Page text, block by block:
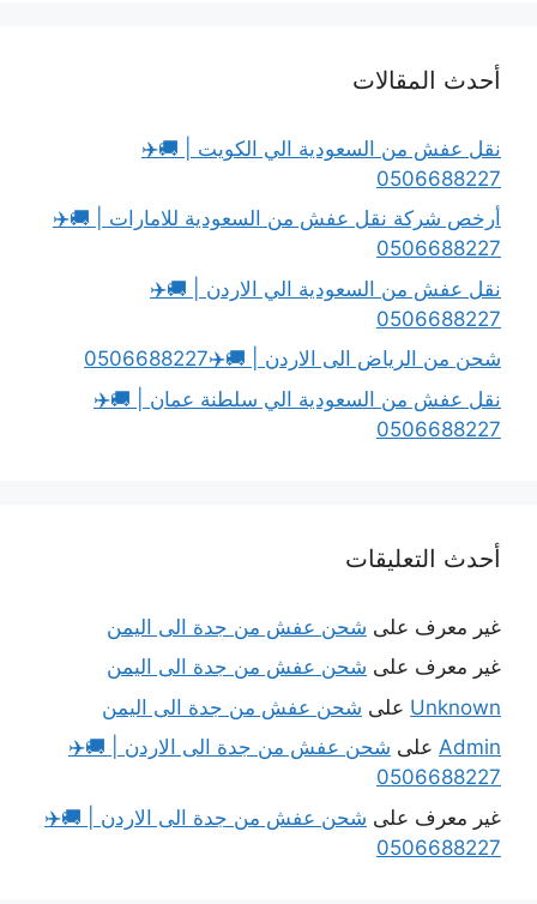
أحدث المقالات
نقل عفش من السعودية الي الكويت | 🚚✈️
0506688227
أرخص شركة نقل عفش من السعودية للامارات | 🚚✈️
0506688227
نقل عفش من السعودية الي الاردن | 🚚✈️
0506688227
شحن من الرياض الى الاردن | 🚚✈️0506688227
نقل عفش من السعودية الي سلطنة عمان | 🚚✈️
0506688227
أحدث التعليقات
غير معرف على شحن عفش من جدة الى اليمن
غير معرف على شحن عفش من جدة الى اليمن
Unknown على شحن عفش من جدة الى اليمن
Admin على شحن عفش من جدة الى الاردن | 🚚✈️
0506688227
غير معرف على شحن عفش من جدة الى الاردن | 🚚✈️
0506688227